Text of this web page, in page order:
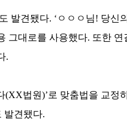
발견됐다. ‘ㅇㅇㅇ님! 당신
그대로를 사용했다. 또한
.
법원)’로 맞춤법을 교정
발견됐다.